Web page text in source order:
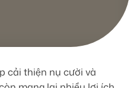
cải thiện nụ cười và